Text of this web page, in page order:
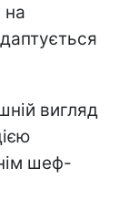
на
вигляд
шеф-